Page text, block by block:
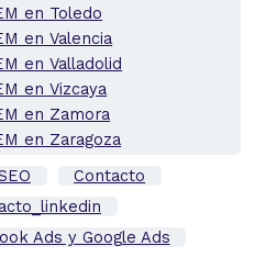
en Toledo
en Valencia
en Valladolid
en Vizcaya
en Zamora
en Zaragoza
Contacto
Ads y Google Ads